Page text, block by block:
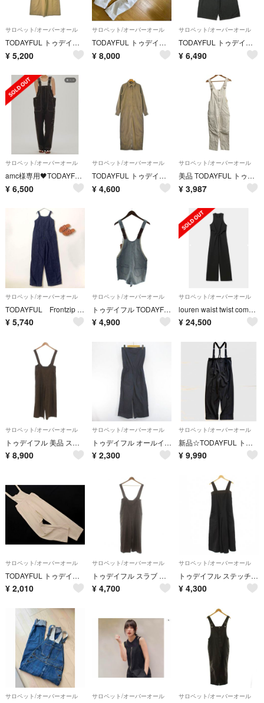
サロペット/オーバーオール
TODAYFUL トゥデイフル オールインワン/サロペット M カーキ 【古着】【中古】【送料無料】
¥ 5,200
サロペット/オーバーオール
TODAYFUL トゥデイフル サロペット オーバーオール
¥ 8,000
サロペット/オーバーオール
TODAYFUL トゥデイフル U Neck Combinaison Uネックコンビネゾン 12220305 36 BLACK オールインワン ジャンプスーツ【中古】【TODAYFUL】
¥ 6,490
サロペット/オーバーオール
amc様専用🖤TODAYFUL🖤サロペット
¥ 6,500
サロペット/オーバーオール
TODAYFUL トゥデイフル オールインワン/サロペット M 茶 【古着】【中古】【送料無料】
¥ 4,600
サロペット/オーバーオール
美品 TODAYFUL トゥデイフル コットンスリムサロペット 12110311 サイズ38 キナリ レディース 古着 中古 USED
¥ 3,987
サロペット/オーバーオール
TODAYFUL Frontzip Twill Salopette デニム 36
¥ 5,740
サロペット/オーバーオール
トゥデイフル TODAYFUL デニムオーバーオール 38 水色 ショート丈
¥ 4,900
サロペット/オーバーオール
louren waist twist combinaison / black
¥ 24,500
サロペット/オーバーオール
トゥデイフル 美品 スラブツイルサロペット オールインワン パンツ 36
¥ 8,900
サロペット/オーバーオール
トゥデイフル オールインワン チューブトップ アンクル丈 ワイドパンツ 38 紺
¥ 2,300
サロペット/オーバーオール
新品☆TODAYFUL トゥデイフル サスペンダーハイウエストパンツ ワイド
¥ 9,990
サロペット/オーバーオール
TODAYFUL トゥデイフル ウォッシュド ツイル サロペット オーバーオール size36/アイボリー ■◇ レディース
¥ 2,010
サロペット/オーバーオール
トゥデイフル スラブ ツイル サロペット オールインワン パンツ 38 茶
¥ 4,700
サロペット/オーバーオール
トゥデイフル ステッチツイルコンビネゾン オーバーオール サロペット ワイド
¥ 4,300
サロペット/オーバーオール サロペット/オーバーオール サロペット/オーバーオール